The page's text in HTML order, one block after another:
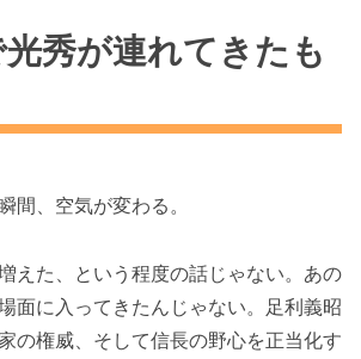
秀が連れてきたも
間、空気が変わる。
えた、という程度の話じゃない。あの
面に入ってきたんじゃない。足利義昭
の権威、そして信長の野心を正当化す